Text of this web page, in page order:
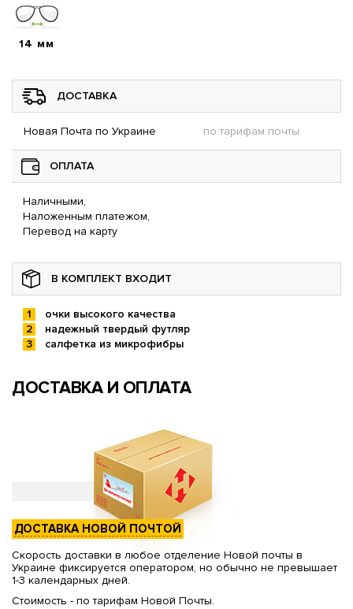
14 мм
ДОСТАВКА
Новая Почта по Украине по тарифам почты
ОПЛАТА
Наличными,
Наложенным платежом,
Перевод на карту
В КОМПЛЕКТ ВХОДИТ
очки высокого качества
надежный твердый футляр
салфетка из микрофибры
ДОСТАВКА И ОПЛАТА
ДОСТАВКА НОВОЙ ПОЧТОЙ
Скорость доставки в любое отделение Новой почты в
Украине фиксируется оператором, но обычно не превышает
1-3 календарных дней.
Стоимость - по тарифам Новой Почты.